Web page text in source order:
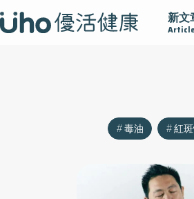
新文
Article
黏 守護腺在 疫情保衛戰 再
毒油 紅